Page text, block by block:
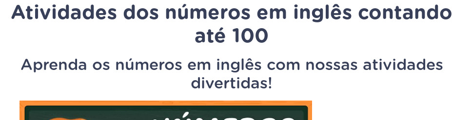
Atividades dos números em inglês contando
até 100
Aprenda os números em inglês com nossas atividades
divertidas!